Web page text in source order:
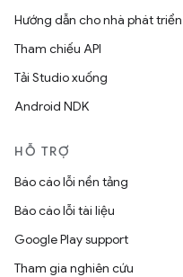
Hướng dẫn cho nhà phát triển
Tham chiếu API
Tải Studio xuống
Android NDK
HỖ TRỢ
Báo cáo lỗi nền tảng
Báo cáo lỗi tài liệu
Google Play support
Tham gia nghiên cứu